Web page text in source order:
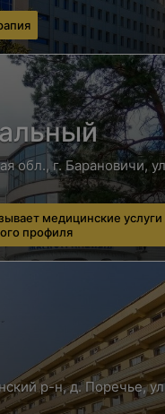
обл., г. Барановичи,
медицинские услуги
профиля
р-н, д. Поречье,